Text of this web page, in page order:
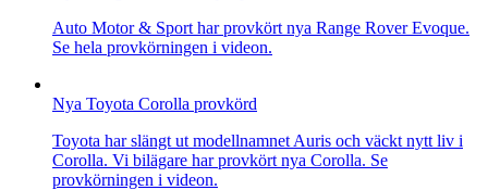
Auto Motor & Sport har provkört nya Range Rover Evoque.
Se hela provkörningen i videon.
Nya Toyota Corolla provkörd
Toyota har slängt ut modellnamnet Auris och väckt nytt liv i
Corolla. Vi bilägare har provkört nya Corolla. Se
provkörningen i videon.